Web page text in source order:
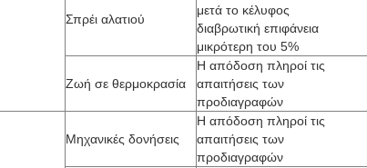
Σπρέι αλατιού
μετά το κέλυφος
διαβρωτική επιφάνεια
μικρότερη του 5%
Ζωή σε θερμοκρασία
Η απόδοση πληροί τις
απαιτήσεις των
προδιαγραφών
Μηχανικές δονήσεις
Η απόδοση πληροί τις
απαιτήσεις των
προδιαγραφών